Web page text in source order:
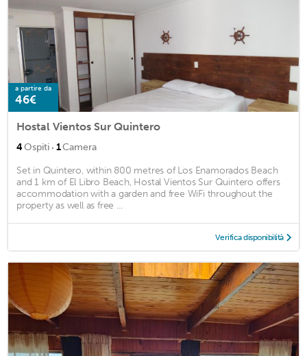
a partire da
46€
Hostal Vientos Sur Quintero
4Ospiti · 1Camera
Set in Quintero, within 800 metres of Los Enamorados Beach
and 1 km of El Libro Beach, Hostal Vientos Sur Quintero offers
accommodation with a garden and free WiFi throughout the
property as well as free ...
Verifica disponibilità